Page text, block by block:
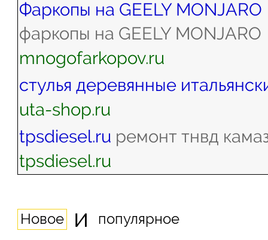
Фаркопы на GEELY MONJARO
фаркопы на GEELY MONJARO
mnogofarkopov.ru
стулья деревянные
uta-shop.ru
tpsdiesel.ru ремонт тнвд
tpsdiesel.ru
Новое и популярное